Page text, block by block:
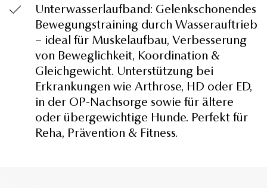
Unterwasserlaufband: Gelenkschonendes
Bewegungstraining durch Wasserauftrieb
– ideal für Muskelaufbau, Verbesserung
von Beweglichkeit, Koordination &
Gleichgewicht. Unterstützung bei
Erkrankungen wie Arthrose, HD oder ED,
in der OP-Nachsorge sowie für ältere
oder übergewichtige Hunde. Perfekt für
Reha, Prävention & Fitness.